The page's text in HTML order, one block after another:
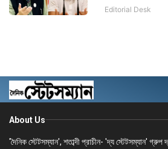
Editorial Desk
About Us
'দৈনিক স্টেটসম্যান', শতাব্দী প্রাচীন- 'দ্য স্টেটসম্যান' গ্রুপ